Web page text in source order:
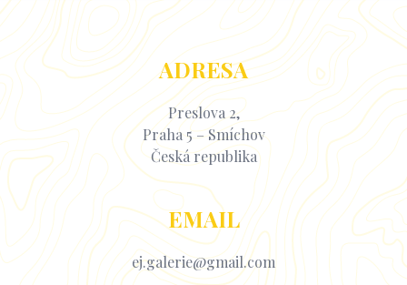
ADRESA
Preslova 2,
Praha 5 – Smíchov
Česká republika
EMAIL
ej.galerie@gmail.com